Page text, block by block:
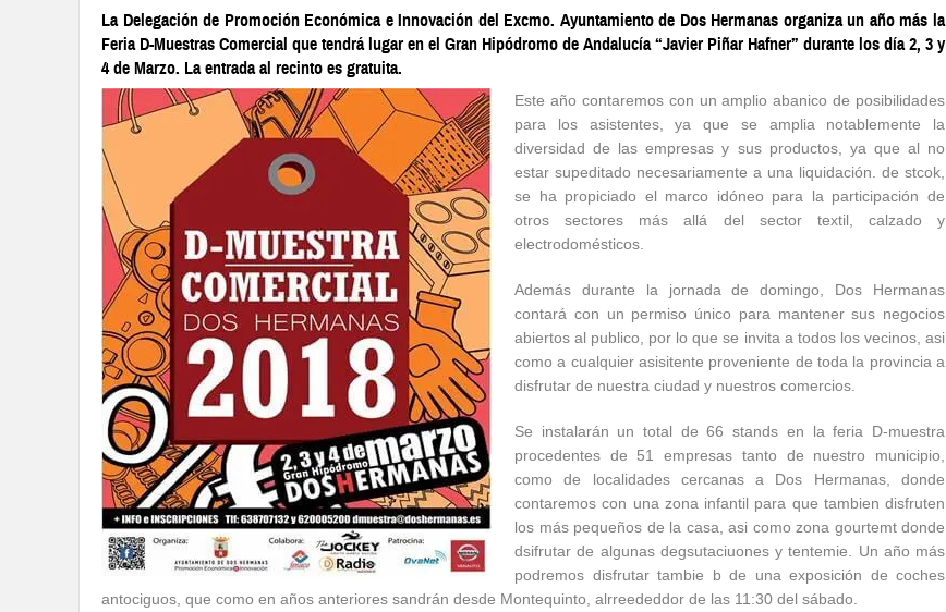
La Delegación de Promoción Económica e Innovación del Excmo. Ayuntamiento de Dos Hermanas organiza un año más la
Feria D-Muestras Comercial que tendrá lugar en el Gran Hipódromo de Andalucía “Javier Piñar Hafner” durante los día 2, 3 y
4 de Marzo. La entrada al recinto es gratuita.
Este año contaremos con un amplio abanico de posibilidades
para los asistentes, ya que se amplia notablemente la
diversidad de las empresas y sus productos, ya que al no
estar supeditado necesariamente a una liquidación. de stcok,
se ha propiciado el marco idóneo para la participación de
otros sectores más allá del sector textil, calzado y
electrodomésticos.
Además durante la jornada de domingo, Dos Hermanas
contará con un permiso único para mantener sus negocios
abiertos al publico, por lo que se invita a todos los vecinos, asi
como a cualquier asisitente proveniente de toda la provincia a
disfrutar de nuestra ciudad y nuestros comercios.
Se instalarán un total de 66 stands en la feria D-muestra
procedentes de 51 empresas tanto de nuestro municipio,
como de localidades cercanas a Dos Hermanas, donde
contaremos con una zona infantil para que tambien disfruten
los más pequeños de la casa, asi como zona gourtemt donde
dsifrutar de algunas degsutaciuones y tentemie. Un año más
podremos disfrutar tambie b de una exposición de coches
antociguos, que como en años anteriores sandrán desde Montequinto, alrreededdor de las 11:30 del sábado.